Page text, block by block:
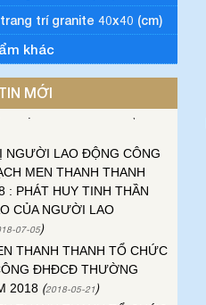
trí granite 40x40 (cm)
khác
MỚI
TY GẠCH MEN THANH
2023 (2023-04-24)
ĐOÀN CƠ SỞ CÔNG
MEN THANH THANH LẦN
KỲ 2023-2028
NGƯỜI LAO ĐỘNG CÔNG
MEN THANH THANH
: PHÁT HUY TINH THẦN
CỦA NGƯỜI LAO
07-05 )
THANH THANH TỔ CHỨC
ĐHĐCĐ THƯỜNG
2018 ( 2018-05-21 )
THANH THANH TỔ CHỨC